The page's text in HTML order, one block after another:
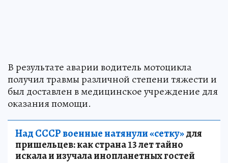
В результате аварии водитель мотоцикла
получил травмы различной степени тяжести и
был доставлен в медицинское учреждение для
оказания помощи.
Над СССР военные натянули «сетку»для
пришельцев: как страна 13 лет тайно
искала и изучала инопланетных гостей